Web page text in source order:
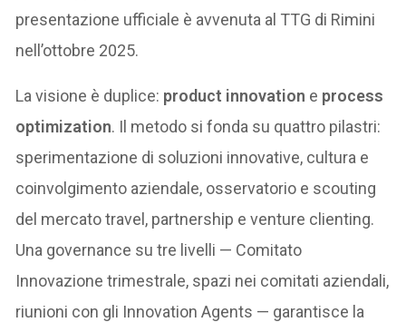
presentazione ufficiale è avvenuta al TTG di Rimini
nell’ottobre 2025.
La visione è duplice: product innovation e process
optimization. Il metodo si fonda su quattro pilastri:
sperimentazione di soluzioni innovative, cultura e
coinvolgimento aziendale, osservatorio e scouting
del mercato travel, partnership e venture clienting.
Una governance su tre livelli — Comitato
Innovazione trimestrale, spazi nei comitati aziendali,
riunioni con gli Innovation Agents — garantisce la